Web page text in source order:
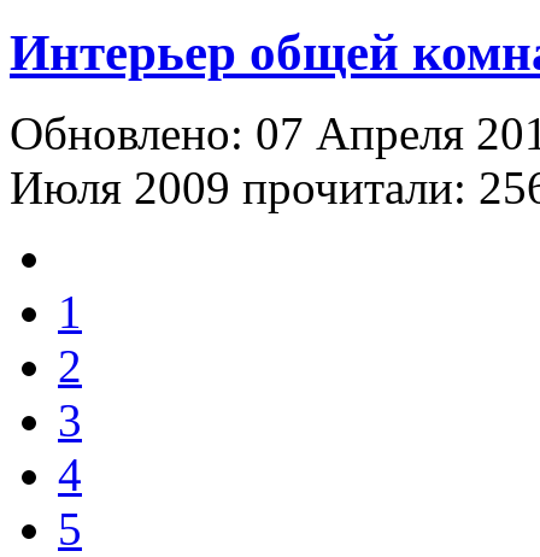
Интерьер общей
Обновлено: 07 Апреля
Июля 2009 прочитали:
1
2
3
4
5